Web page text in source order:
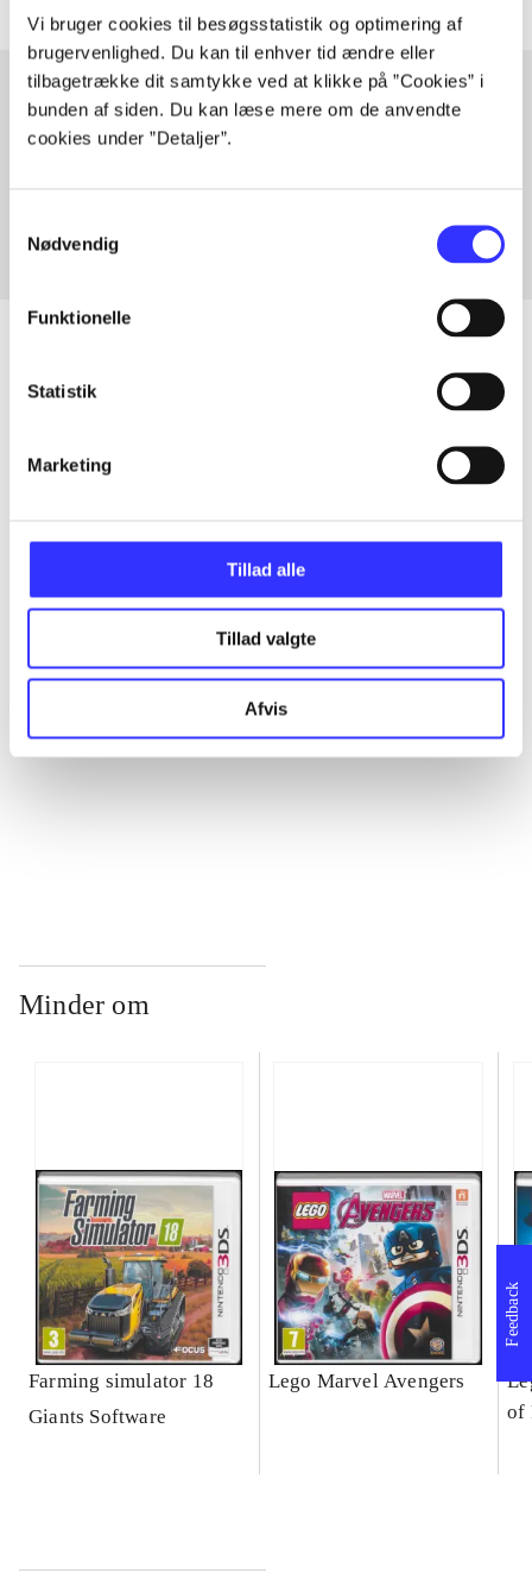
Vi bruger cookies til besøgsstatistik og optimering af
brugervenlighed. Du kan til enhver tid ændre eller
tilbagetrække dit samtykke ved at klikke på ”Cookies” i
bunden af siden. Du kan læse mere om de anvendte
cookies under ”Detaljer”.
Nødvendig
Funktionelle
Statistik
Marketing
Tillad alle
Tillad valgte
Afvis
Artikler med samme emner
...
...
Minder om
Farming simulator 18
Giants Software
Lego Marvel Avengers
of
Feedback